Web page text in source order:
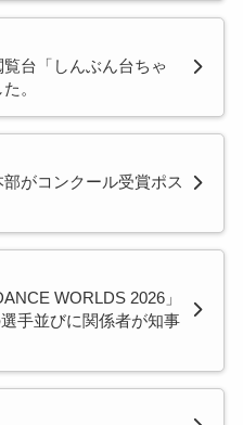
台「しんぶん台ちゃ
。
がコンクール受賞ポス
WORLDS 2026」
手並びに関係者が知事